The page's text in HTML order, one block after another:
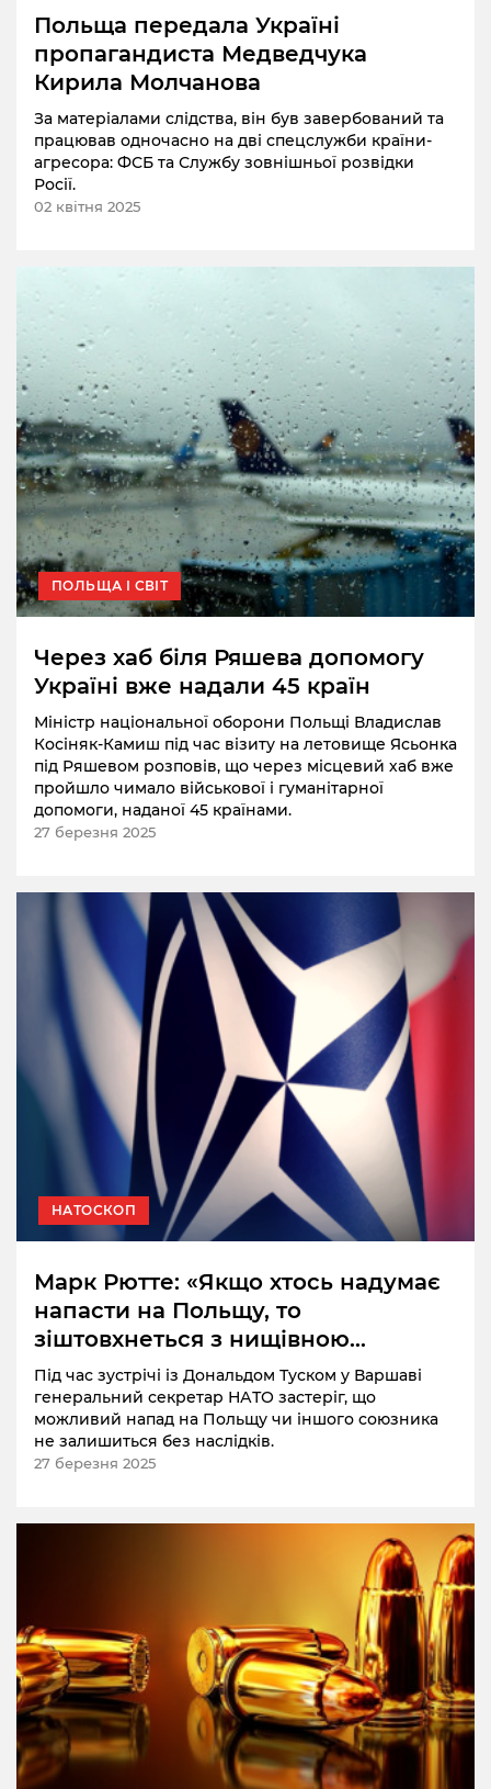
Польща передала Україні
пропагандиста Медведчука
Кирила Молчанова
За матеріалами слідства, він був завербований та
працював одночасно на дві спецслужби країни-
агресора: ФСБ та Службу зовнішньої розвідки
Росії.
02 квітня 2025
ПОЛЬЩА І СВІТ
Через хаб біля Ряшева допомогу
Україні вже надали 45 країн
Міністр національної оборони Польщі Владислав
Косіняк-Камиш під час візиту на летовище Ясьонка
під Ряшевом розповів, що через місцевий хаб вже
пройшло чимало військової і гуманітарної
допомоги, наданої 45 країнами.
27 березня 2025
НАТОСКОП
Марк Рютте: «Якщо хтось надумає
напасти на Польщу, то
зіштовхнеться з нищівною
реакцією НАТО»
Під час зустрічі із Дональдом Туском у Варшаві
генеральний секретар НАТО застеріг, що
можливий напад на Польщу чи іншого союзника
не залишиться без наслідків.
27 березня 2025